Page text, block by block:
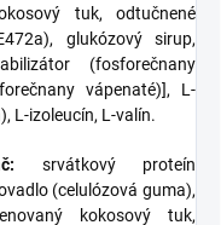
tuk, odtučnené
glukózový sirup,
(fosforečnany
vápenaté)], L-
L-izoleucín, L-valín.
srvátkový proteín
(celulózová guma),
kokosový tuk,